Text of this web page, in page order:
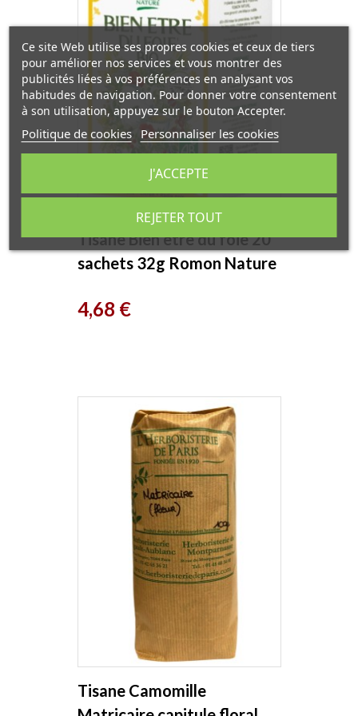
Tisane Bien être du foie 20
sachets 32g Romon Nature
Prix
4,68 €
Tisane Camomille
Ce site Web utilise ses propres cookies et ceux de tiers
pour améliorer nos services et vous montrer des
publicités liées à vos préférences en analysant vos
habitudes de navigation. Pour donner votre consentement
à son utilisation, appuyez sur le bouton Accepter.
Politique de cookies Personnaliser les cookies
REJETER TOUT
J'ACCEPTE